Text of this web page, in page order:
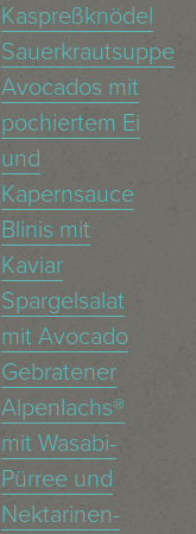
Kaspreßknödel
Sauerkrautsuppe
Avocados mit
pochiertem Ei
und
Kapernsauce
Blinis mit
Kaviar
Spargelsalat
mit Avocado
Gebratener
Alpenlachs®
mit Wasabi-
Pürree und
Nektarinen-